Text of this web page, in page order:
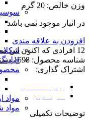
مواد
مواد
وزن خالص: 20 گرم
در انبار موجود نمی باشد
افزودن به علاقه مندی
12 افرادی که اکنون این
شناسه محصول: 1598
اشتراک گذاری:
توضیحات تکمیلی